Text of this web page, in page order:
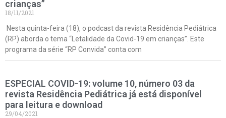
crianças”
18/11/2021
Nesta quinta-feira (18), o podcast da revista Residência Pediátrica
(RP) aborda o tema “Letalidade da Covid-19 em crianças”. Este
programa da série “RP Convida” conta com
ESPECIAL COVID-19: volume 10, número 03 da
revista Residência Pediátrica já está disponível
para leitura e download
29/04/2021